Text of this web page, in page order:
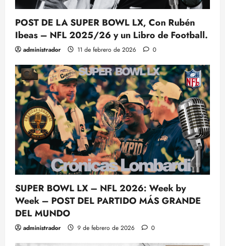
POST DE LA SUPER BOWL LX, Con Rubén
Ibeas – NFL 2025/26 y un Libro de Football.
administrador 11 de febrero de 2026 0
SUPER BOWL LX – NFL 2026: Week by
Week – POST DEL PARTIDO MÁS GRANDE
DEL MUNDO
administrador 9 de febrero de 2026 0